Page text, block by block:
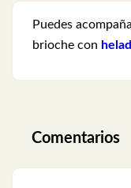
Puedes
brioche con
Comentarios